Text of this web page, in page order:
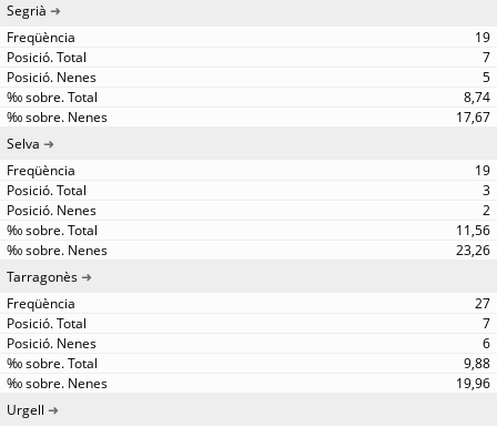
Segrià
19
7
5
8,74
17,67
Selva
19
3
2
11,56
23,26
Tarragonès
27
7
6
9,88
19,96
Urgell